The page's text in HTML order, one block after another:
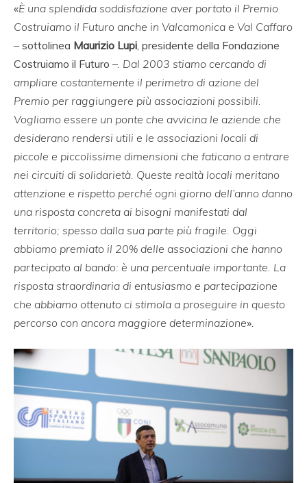
«È una splendida soddisfazione aver portato il Premio
Costruiamo il Futuro anche in Valcamonica e Val Caffaro
– sottolinea Maurizio Lupi , presidente della Fondazione
Costruiamo il Futuro –. Dal 2003 stiamo cercando di
ampliare costantemente il perimetro di azione del
Premio per raggiungere più associazioni possibili.
Vogliamo essere un ponte che avvicina le aziende che
desiderano rendersi utili e le associazioni locali di
piccole e piccolissime dimensioni che faticano a entrare
nei circuiti di solidarietà. Queste realtà locali meritano
attenzione e rispetto perché ogni giorno dell’anno danno
una risposta concreta ai bisogni manifestati dal
territorio; spesso dalla sua parte più fragile. Oggi
abbiamo premiato il 20% delle associazioni che hanno
partecipato al bando: è una percentuale importante. La
risposta straordinaria di entusiasmo e partecipazione
che abbiamo ottenuto ci stimola a proseguire in questo
percorso con ancora maggiore determinazione».